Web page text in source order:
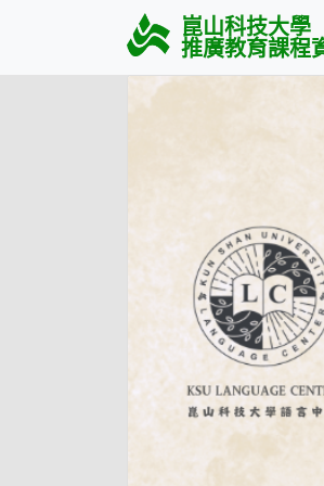
崑山科技大學
推廣教育課程